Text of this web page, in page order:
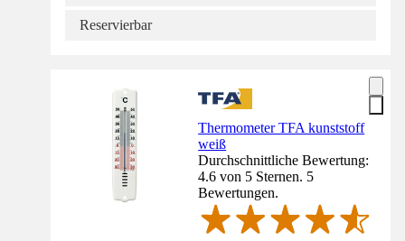
Reservierbar
Thermometer TFA kunststoff
weiß
Durchschnittliche Bewertung:
4.6 von 5 Sternen. 5
Bewertungen.